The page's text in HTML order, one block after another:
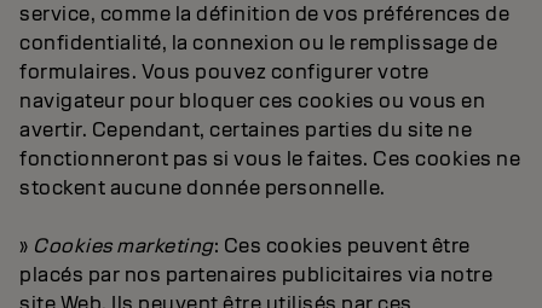
service, comme la définition de vos préférences de
confidentialité, la connexion ou le remplissage de
formulaires. Vous pouvez configurer votre
navigateur pour bloquer ces cookies ou vous en
avertir. Cependant, certaines parties du site ne
fonctionneront pas si vous le faites. Ces cookies ne
stockent aucune donnée personnelle.
» Cookies marketing: Ces cookies peuvent être
placés par nos partenaires publicitaires via notre